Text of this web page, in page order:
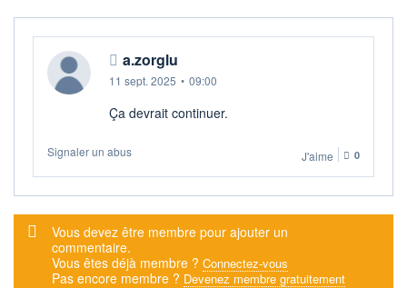
OUVERTURE
8 712,29
CLÔTURE VEILLE
+ HAUT
8 755,03
8 755,03
VOLUME
3 363 M€
DERNIER ÉCHANGE
07.08.26 / 18:05:02
+ ALERTE
a.zorglu
11 sept. 2025 • 09:00
Ça devrait continuer.
Signaler un abus J'aime 0
Message d'alerte
Vous devez être membre pour ajouter un
commentaire.
Vous êtes déjà membre ? Connectez-vous
Pas encore membre ? Devenez membre gratuitement